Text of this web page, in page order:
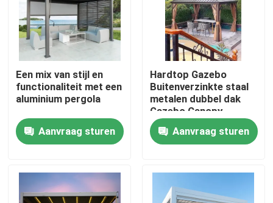
Huis
Producten
Ongeveer ons
Een mix van stijl en
functionaliteit met een
aluminium pergola
Aanvraag sturen
Hardtop Gazebo
Buitenverzinkte staal
metalen dubbel dak
Gazebo Canopy
Aanvraag sturen